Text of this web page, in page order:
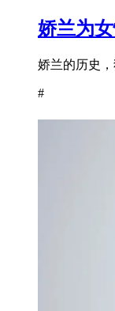
娇兰为
娇兰的历史
#